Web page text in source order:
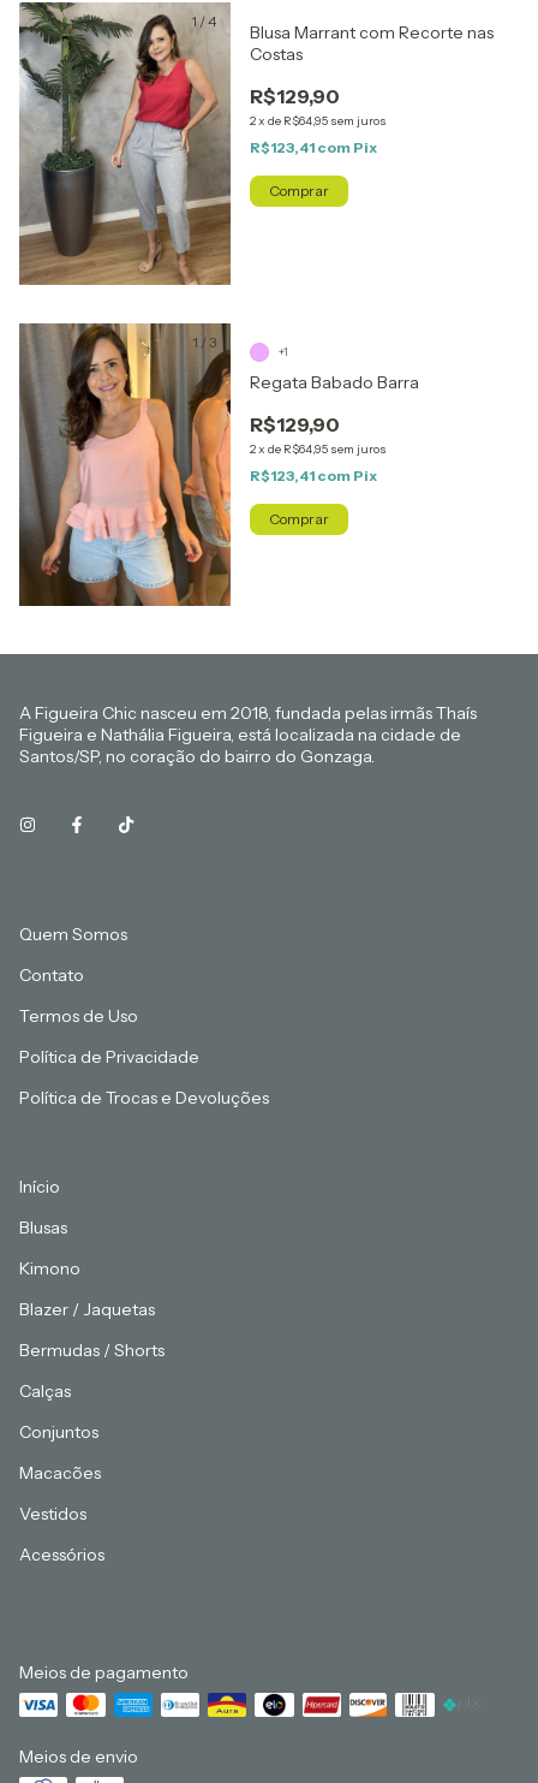
1 /4
Blusa Marrant com Recorte nas
Costas
R$129,90
2x de R$64,95 sem juros
R$123,41 com Pix
Comprar
1 / 3
Regata Babado Barra
R$129,90
2x de R$64,95 sem juros
R$123,41 com Pix
+1
Comprar
A Figueira Chic nasceu em 2018, fundada pelas irmãs Thaís
Figueira e Nathália Figueira, está localizada na cidade de
Santos/SP, no coração do bairro do Gonzaga.
Quem Somos
Contato
Termos de Uso
Política de Privacidade
Política de Trocas e Devoluções
Início
Blusas
Kimono
Blazer / Jaquetas
Bermudas / Shorts
Calças
Conjuntos
Macacões
Vestidos
Acessórios
Meios de pagamento
Meios de envio